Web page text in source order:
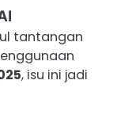
tantangan
, isu ini jadi